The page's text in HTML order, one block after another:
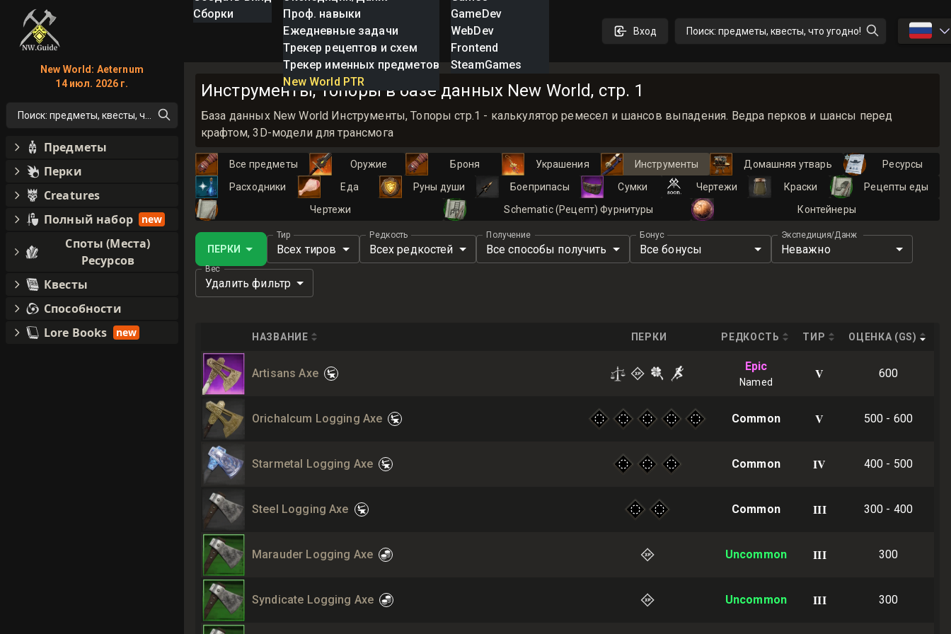
Сборки
Проф. навыки
Ежедневные задачи
Трекер рецептов и схем
Трекер именных предметов
New World PTR
GameDev
WebDev
Frontend
SteamGames
Вход Поиск: предметы, квесты, что угодно! 🇷🇺
Инструменты, Топоры в базе данных New World, стр. 1
База данных New World Инструменты, Топоры стр.1 - калькулятор ремесел и шансов выпадения. Ведра перков и шансы перед
крафтом, 3D-модели для трансмога
Все предметы Оружие Броня Украшения Инструменты Домашняя утварь
Ресурсы
Расходники
Еда Руны души Боеприпасы Сумки Чертежи Краски
Рецепты еды
Чертежи
Schematic (Рецепт) Фурнитуры Контейнеры
ПЕРКИ
Тир
Всех тиров
Редкость
Всех редкостей
Получение
Все способы получить
Бонус
Все бонусы
Экспедиция/Данж
Неважно
Вес
Удалить фильтр
НАЗВАНИЕ ПЕРКИ РЕДКОСТЬ ТИР ОЦЕНКА (GS)
Artisans Axe
Epic
Named
V 600
Orichalcum Logging Axe Common V 500 - 600
Starmetal Logging Axe Common IV 400 - 500
Steel Logging Axe Common III 300 - 400
Marauder Logging Axe Uncommon III 300
Syndicate Logging Axe Uncommon III 300
New World: Aeternum
14 июл. 2026 г.
Поиск: предметы, квесты, что угодно!
Предметы
Перки
Creatures
Полный набор
new
Споты (Места)
Ресурсов
Квесты
Способности
Lore Books
new